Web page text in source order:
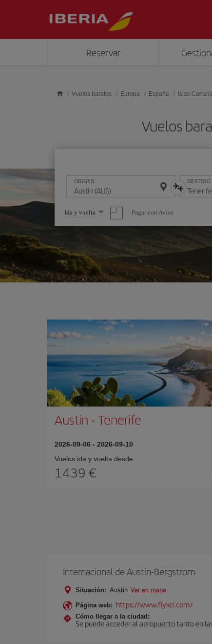
Reservar
Vuelos baratos Europa España Islas
Vuelos
ORIGEN DESTINO
Seleccione
una
opción
Ida y vuelta Pagar con Avios
Austin -Tenerife
2026-09-06 - 2026-09-10
Vuelos ida y vuelta desde
1439 €
Internacional de Austin-Bergstrom
Situación: Austin Ver en mapa
Página web: https://www.flykci.com/
Cómo llegar a la ciudad:
Se puede acceder al aeropuerto tanto en